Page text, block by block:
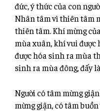
đức, ý thức của con
Nhân tâm vì thiên tâm
thiên tâm. Khí mừng
mùa xuân, khí vui được
được hóa sinh ra mùa
sinh ra mùa đông, đấy
Người có tâm mừng
mừng giận, có tâm